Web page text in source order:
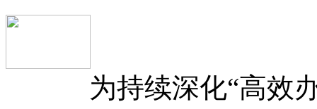
为持续深化“高效办